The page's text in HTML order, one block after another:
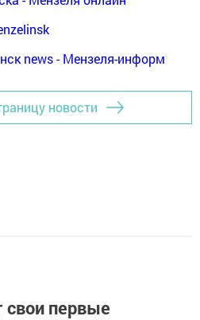
news - Мензеля-информ
новости
первые